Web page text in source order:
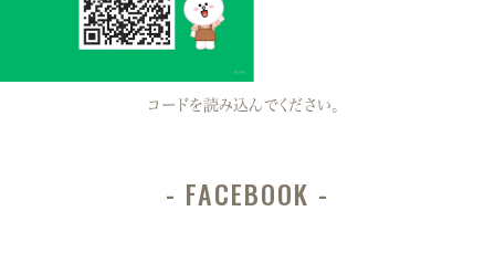
コードを読み込んでください。
FACEBOOK